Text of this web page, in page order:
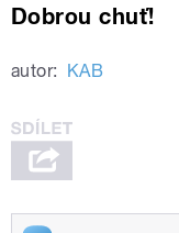
Dobrou chuť!
autor: KAB